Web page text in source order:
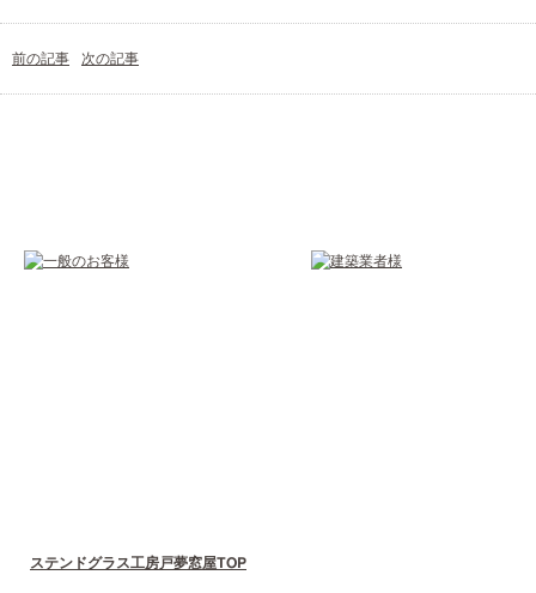
前の記事 次の記事
ステンドグラス工房戸夢窓屋TOP